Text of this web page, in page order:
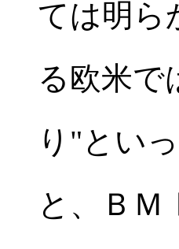
ては明ら
る欧米で
り"とい
と、Ｂ